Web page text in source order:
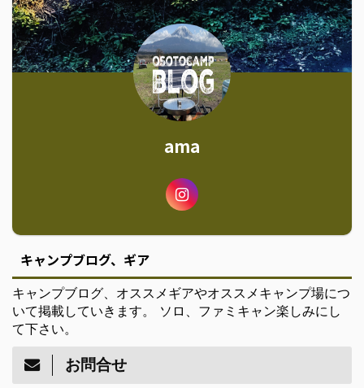
ama
キャンプブログ、ギア
キャンプブログ、オススメギアやオススメキャンプ場につ
いて掲載していきます。 ソロ、ファミキャン楽しみにし
て下さい。
お問合せ